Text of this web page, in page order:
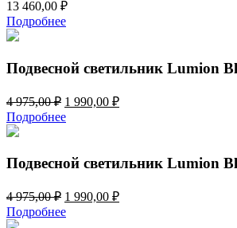
13 460,00 ₽
Подробнее
Подвесной светильник Lumion
4 975,00₽ Первоначальная
цена
составляла
975,00 ₽.
1 990,00 ₽Текущая
Подробнее
Подвесной светильник Lumion
4 975,00₽ Первоначальная
цена
составляла
1 990,00 ₽Текущая
Подробнее